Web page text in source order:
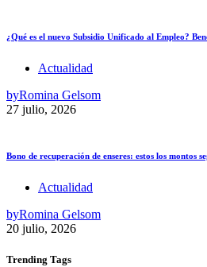
¿Qué es el nuevo Subsidio Unificado al Empleo?
Actualidad
byRomina Gelsom
27 julio, 2026
Bono de recuperación de enseres: estos los montos
Actualidad
byRomina Gelsom
20 julio, 2026
Trending Tags